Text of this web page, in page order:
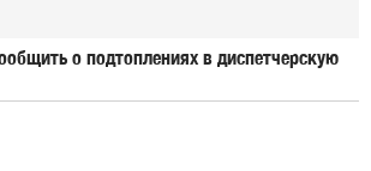
о подтоплениях в диспетчерскую